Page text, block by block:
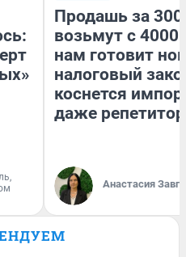
Продашь за
возьмут с
нам готовит
налоговый
коснется
даже
Анастасия